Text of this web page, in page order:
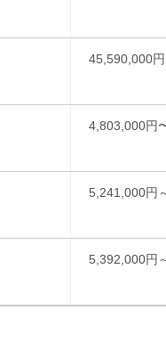
45,590,000
4,803,000円
5,241,000円
5,392,000円